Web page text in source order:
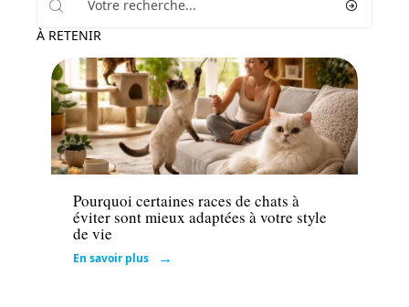
À RETENIR
Actu
Pourquoi certaines races de chats à
éviter sont mieux adaptées à votre style
de vie
En savoir plus